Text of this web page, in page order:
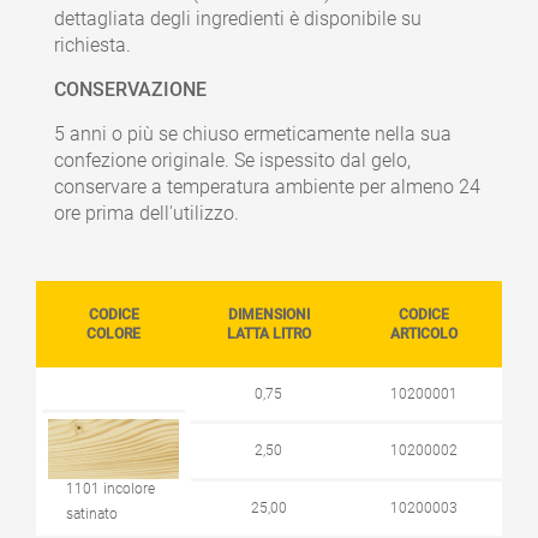
dettagliata degli ingredienti è disponibile su
richiesta.
CONSERVAZIONE
5 anni o più se chiuso ermeticamente nella sua
confezione originale. Se ispessito dal gelo,
conservare a temperatura ambiente per almeno 24
ore prima dell'utilizzo.
CODICE
COLORE
DIMENSIONI
LATTA LITRO
CODICE
ARTICOLO
1101 incolore
satinato
0,75 10200001
2,50 10200002
25,00 10200003